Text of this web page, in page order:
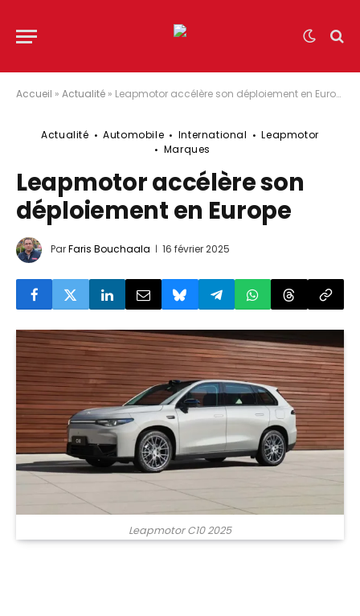
Accueil » Actualité » Leapmotor accélère son déploiement en Europe
Actualité Automobile International
Leapmotor
Marques
Leapmotor accélère son
déploiement en Europe
ParFaris Bouchaala 16 février 2025
Leapmotor C10 2025